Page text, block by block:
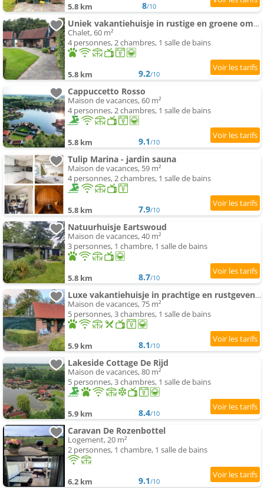
5.8 km 8/10
Uniek vakantiehuisje in rustige en groene omgeving
Chalet, 60 m²
4 personnes, 2 chambres, 1 salle de bains
5.8 km 9.2/10
Cappuccetto Rosso
Maison de vacances, 60 m²
4 personnes, 2 chambres, 1 salle de bains
5.8 km 9.1/10
Tulip Marina - jardin sauna
Maison de vacances, 59 m²
4 personnes, 2 chambres, 1 salle de bains
5.8 km 7.9/10
Natuurhuisje Eartswoud
Maison de vacances, 40 m²
3 personnes, 1 chambre, 1 salle de bains
5.8 km 8.7/10
Luxe vakantiehuisje in prachtige en rustgevende omgeving
Maison de vacances, 75 m²
5 personnes, 3 chambres, 1 salle de bains
5.9 km 8.1/10
Lakeside Cottage De Rijd
Maison de vacances, 80 m²
5 personnes, 3 chambres, 1 salle de bains
5.9 km 8.4/10
Caravan De Rozenbottel
Logement, 20 m²
2 personnes, 1 chambre, 1 salle de bains
6.2 km 9.1/10